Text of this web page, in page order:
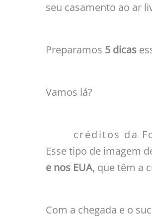
seu casamento ao ar
Preparamos 5 dicas
Vamos lá?
créditos da
Esse tipo de imagem
e nos EUA, que têm a
Com a chegada e o